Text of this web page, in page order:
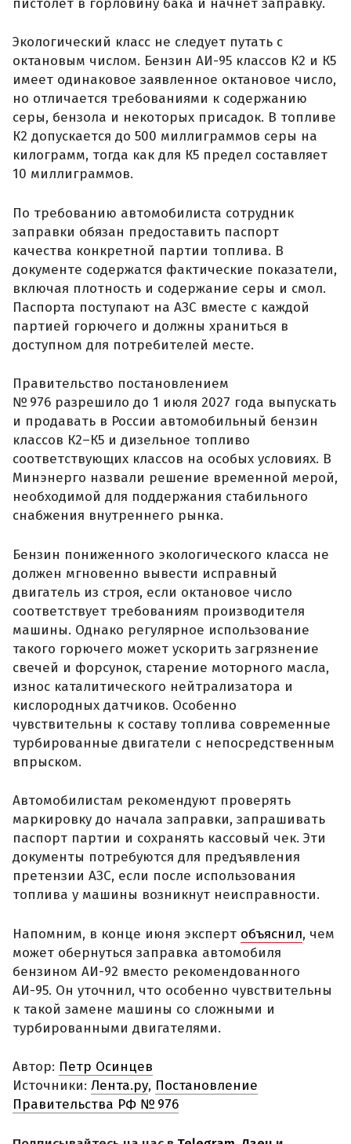
пистолет в горловину бака и начнет заправку.
Экологический класс не следует путать с
октановым числом. Бензин АИ-95 классов К2 и К5
имеет одинаковое заявленное октановое число,
но отличается требованиями к содержанию
серы, бензола и некоторых присадок. В топливе
К2 допускается до 500 миллиграммов серы на
килограмм, тогда как для К5 предел составляет
10 миллиграммов.
По требованию автомобилиста сотрудник
заправки обязан предоставить паспорт
качества конкретной партии топлива. В
документе содержатся фактические показатели,
включая плотность и содержание серы и смол.
Паспорта поступают на АЗС вместе с каждой
партией горючего и должны храниться в
доступном для потребителей месте.
Правительство постановлением
№ 976 разрешило до 1 июля 2027 года выпускать
и продавать в России автомобильный бензин
классов К2–К5 и дизельное топливо
соответствующих классов на особых условиях. В
Минэнерго назвали решение временной мерой,
необходимой для поддержания стабильного
снабжения внутреннего рынка.
Бензин пониженного экологического класса не
должен мгновенно вывести исправный
двигатель из строя, если октановое число
соответствует требованиям производителя
машины. Однако регулярное использование
такого горючего может ускорить загрязнение
свечей и форсунок, старение моторного масла,
износ каталитического нейтрализатора и
кислородных датчиков. Особенно
чувствительны к составу топлива современные
турбированные двигатели с непосредственным
впрыском.
Автомобилистам рекомендуют проверять
маркировку до начала заправки, запрашивать
паспорт партии и сохранять кассовый чек. Эти
документы потребуются для предъявления
претензии АЗС, если после использования
топлива у машины возникнут неисправности.
Напомним, в конце июня эксперт объяснил, чем
может обернуться заправка автомобиля
бензином АИ-92 вместо рекомендованного
АИ-95. Он уточнил, что особенно чувствительны
к такой замене машины со сложными и
турбированными двигателями.
Автор: Петр Осинцев
Источники: Лента.ру, Постановление
Правительства РФ № 976